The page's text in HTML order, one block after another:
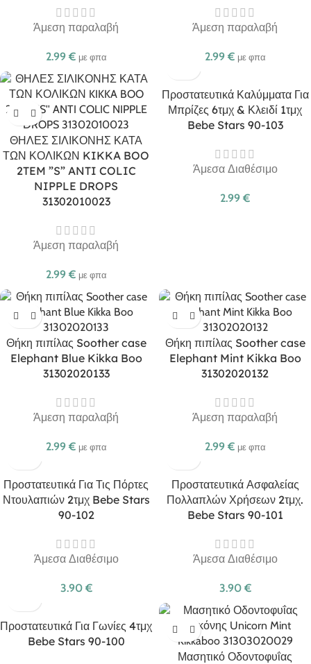
Άμεση παραλαβή
2.99 € με φπα
Άμεση παραλαβή
2.99 € με φπα
ΘΗΛΕΣ ΣΙΛΙΚΟΝΗΣ ΚΑΤΑ
ΤΩΝ ΚΟΛΙΚΩΝ KIKKA BOO
2TEM ”S” ANTI COLIC
NIPPLE DROPS
31302010023
Άμεση παραλαβή
2.99 € με φπα
Προστατευτικά Καλύμματα Για
Μπρίζες 6τμχ & Κλειδί 1τμχ
Bebe Stars 90-103
Άμεσα Διαθέσιμο
2.99 €
Θήκη πιπίλας Soother case
Elephant Blue Kikka Boo
31302020133
Άμεση παραλαβή
2.99 € με φπα
Θήκη πιπίλας Soother case
Elephant Mint Kikka Boo
31302020132
Άμεση παραλαβή
2.99 € με φπα
Προστατευτικά Για Τις Πόρτες
Ντουλαπιών 2τμχ Bebe Stars
90-102
Άμεσα Διαθέσιμο
3.90 €
Προστατευτικά Ασφαλείας
Πολλαπλών Χρήσεων 2τμχ.
Bebe Stars 90-101
Άμεσα Διαθέσιμο
3.90 €
Προστατευτικά Για Γωνίες 4τμχ
Bebe Stars 90-100
Μασητικό Οδοντοφυΐας